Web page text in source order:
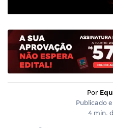
Por
Publicado
4 min.